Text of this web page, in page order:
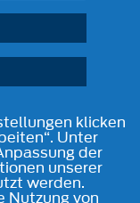
klicken
Unter
der
unserer
werden.
Nutzung von